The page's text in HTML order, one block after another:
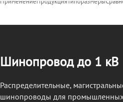
Шинопровод до 1 кВ
Распределительные,
шинопроводы для